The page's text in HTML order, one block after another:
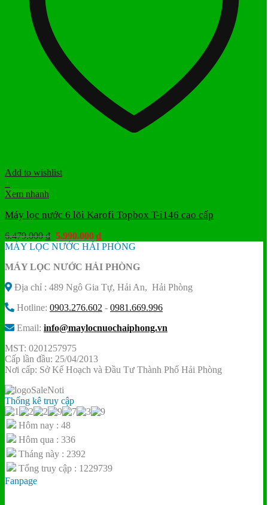
Add to wishlist
+
Xem nhanh
Máy lọc nước 6 lõi Karofi Topbox T-i146 cao cấp
6.479.000₫ Giá
gốc
6.479.000 ₫.
5.990.000 ₫Giá
hiện
là:
MÁY LỌC NƯỚC HẢI PHÒNG
MÁY LỌC NƯỚC HẢI PHÒNG
Địa chỉ : 489 Ngô Gia Tự, Hải An, Hải Phòng
Hotline: 0903.276.602 - 0981.669.996
Email: info@maylocnuochaiphong.vn
MST: 0201257975
Cấp lần đầu: 25/04/2013
Nơi cấp: Sở Kế Hoạch và Đầu Tư Thành Phố Hải Phòng
Thống kê truy cập
Hôm nay : 48
Hôm qua : 336
Tháng này : 2392
Tổng truy cập : 1229739
Fanpage